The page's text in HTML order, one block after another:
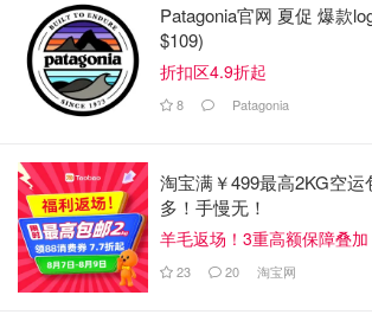
面对外界猛烈的批评，群组里的人纷纷跳
Patagonia官网 夏促 爆款
$109)
折扣区4.9折起
8 Patagonia
淘宝满￥499最高2KG空
多！手慢无！
羊毛返场！3重高额保障叠加
23 20 淘宝网